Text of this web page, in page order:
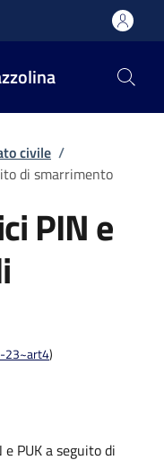
civile /
di smarrimento
PIN e
23~art4)
PUK a seguito di